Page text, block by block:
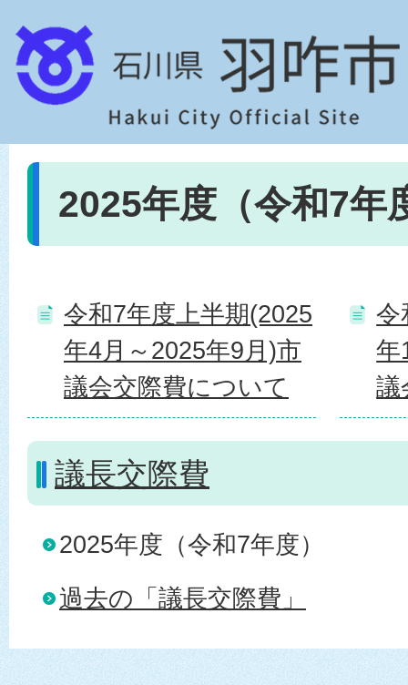
2025年度（令和7年
令和7年度上半期(2025
年4月～2025年9月)市
議会交際費について
令
年
議
議長交際費
2025年度（令和7年度）
過去の「議長交際費」